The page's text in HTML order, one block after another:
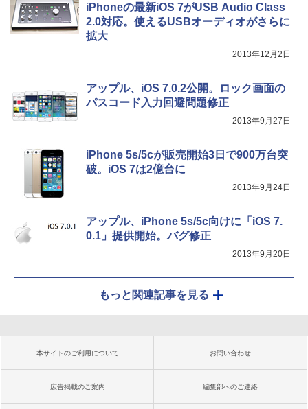
iPhoneの最新iOS 7がUSB Audio Class
2.0対応。使えるUSBオーディオがさらに
拡大
2013年12月2日
アップル、iOS 7.0.2公開。ロック画面の
パスコード入力回避問題修正
2013年9月27日
iPhone 5s/5cが販売開始3日で900万台突
破。iOS 7は2億台に
2013年9月24日
アップル、iPhone 5s/5c向けに「iOS 7.
0.1」提供開始。バグ修正
2013年9月20日
もっと関連記事を見る
本サイトのご利用について お問い合わせ
広告掲載のご案内 編集部へのご連絡